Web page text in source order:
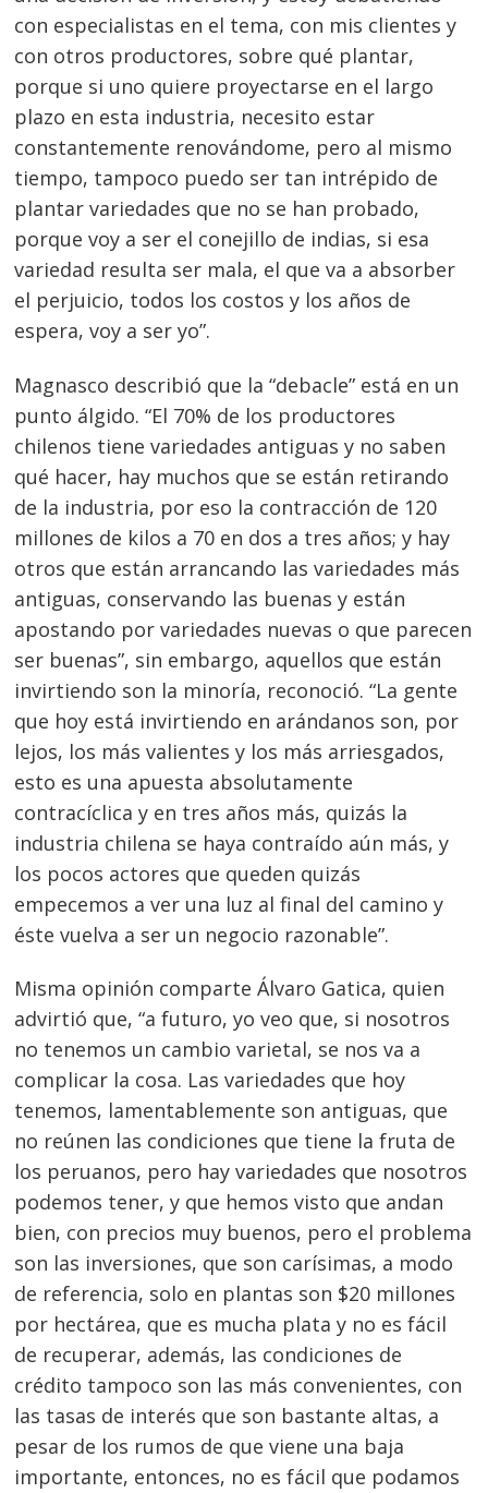
con especialistas en el tema, con mis clientes y
con otros productores, sobre qué plantar,
porque si uno quiere proyectarse en el largo
plazo en esta industria, necesito estar
constantemente renovándome, pero al mismo
tiempo, tampoco puedo ser tan intrépido de
plantar variedades que no se han probado,
porque voy a ser el conejillo de indias, si esa
variedad resulta ser mala, el que va a absorber
el perjuicio, todos los costos y los años de
espera, voy a ser yo”.
Magnasco describió que la “debacle” está en un
punto álgido. “El 70% de los productores
chilenos tiene variedades antiguas y no saben
qué hacer, hay muchos que se están retirando
de la industria, por eso la contracción de 120
millones de kilos a 70 en dos a tres años; y hay
otros que están arrancando las variedades más
antiguas, conservando las buenas y están
apostando por variedades nuevas o que parecen
ser buenas”, sin embargo, aquellos que están
invirtiendo son la minoría, reconoció. “La gente
que hoy está invirtiendo en arándanos son, por
lejos, los más valientes y los más arriesgados,
esto es una apuesta absolutamente
contracíclica y en tres años más, quizás la
industria chilena se haya contraído aún más, y
los pocos actores que queden quizás
empecemos a ver una luz al final del camino y
éste vuelva a ser un negocio razonable”.
Misma opinión comparte Álvaro Gatica, quien
advirtió que, “a futuro, yo veo que, si nosotros
no tenemos un cambio varietal, se nos va a
complicar la cosa. Las variedades que hoy
tenemos, lamentablemente son antiguas, que
no reúnen las condiciones que tiene la fruta de
los peruanos, pero hay variedades que nosotros
podemos tener, y que hemos visto que andan
bien, con precios muy buenos, pero el problema
son las inversiones, que son carísimas, a modo
de referencia, solo en plantas son $20 millones
por hectárea, que es mucha plata y no es fácil
de recuperar, además, las condiciones de
crédito tampoco son las más convenientes, con
las tasas de interés que son bastante altas, a
pesar de los rumos de que viene una baja
importante, entonces, no es fácil que podamos